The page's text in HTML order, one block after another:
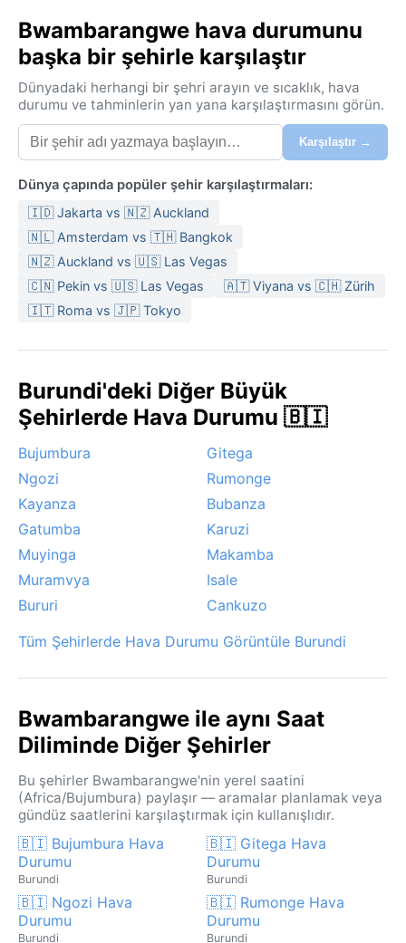
Bwambarangwe hava durumunu
başka bir şehirle karşılaştır
Dünyadaki herhangi bir şehri arayın ve sıcaklık, hava
durumu ve tahminlerin yan yana karşılaştırmasını görün.
Karşılaştır →
Dünya çapında popüler şehir karşılaştırmaları:
🇮🇩 Jakarta vs 🇳🇿 Auckland
🇳🇱 Amsterdam vs 🇹🇭 Bangkok
🇳🇿 Auckland vs 🇺🇸 Las Vegas
🇨🇳 Pekin vs 🇺🇸 Las Vegas
🇦🇹 Viyana vs 🇨🇭 Zürih
🇮🇹 Roma vs 🇯🇵 Tokyo
Burundi'deki Diğer Büyük
Şehirlerde Hava Durumu 🇧🇮
Bujumbura
Gitega
Ngozi
Rumonge
Kayanza
Bubanza
Gatumba
Karuzi
Muyinga
Makamba
Muramvya
Isale
Bururi
Cankuzo
Tüm Şehirlerde Hava Durumu Görüntüle Burundi
Bwambarangwe ile aynı Saat
Diliminde Diğer Şehirler
Bu şehirler Bwambarangwe'nin yerel saatini
(Africa/Bujumbura) paylaşır — aramalar planlamak veya
gündüz saatlerini karşılaştırmak için kullanışlıdır.
🇧🇮 Bujumbura Hava
Durumu
Burundi
🇧🇮 Gitega Hava
Durumu
Burundi
🇧🇮 Ngozi Hava
Durumu
Burundi
🇧🇮 Rumonge Hava
Durumu
Burundi